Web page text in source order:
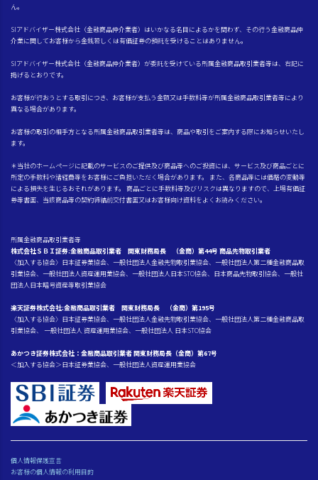
ん。
SIアドバイザー株式会社（金融商品仲介業者）はいかなる名目によるかを問わず、その行う金融商品仲
介業に関してお客様から金銭若しくは有価証券の預託を受けることはありません。
SIアドバイザー株式会社（金融商品仲介業者）が委託を受けている所属金融商品取引業者等は、右記に
掲げるとおりです。
お客様が行おうとする取引につき、お客様が支払う金額又は手数料等が所属金融商品取引業者等により
異なる場合があります。
お客様の取引の相手方となる所属金融商品取引業者等は、商品や取引をご案内する際にお知らせいたし
ます。
＊当社のホームページに記載のサービスのご提供及び商品等へのご投資には、サービス及び商品ごとに
所定の手数料や諸経費等をお客様にご負担いただく場合があります。 また、各商品等には価格の変動等
による損失を生じるおそれがあります。 商品ごとに手数料等及びリスクは異なりますので、上場有価証
券等書面、当該商品等の契約締結前交付書面又はお客様向け資料をよくお読みください。
所属金融商品取引業者等
株式会社ＳＢＩ証券:金融商品取引業者 関東財務局長 （金商）第44号 商品先物取引業者
〈加入する協会〉日本証券業協会、一般社団法人金融先物取引業協会、一般社団法人第二種金融商品取
引業協会、一般社団法人資産運用業協会、一般社団法人日本STO協会、日本商品先物取引協会、一般社
団法人日本暗号資産等取引業協会
楽天証券株式会社:金融商品取引業者 関東財務局長 （金商）第195号
〈加入する協会〉日本証券業協会、一般社団法人金融先物取引業協会、一般社団法人第二種金融商品取
引業協会、 一般社団法人 資産運用業協会、一般社団法人 日本STO協会
あかつき証券株式会社：金融商品取引業者 関東財務局長（金商）第67号
＜加入する協会＞日本証券業協会、一般社団法人資産運用業協会
個人情報保護宣言
お客様の個人情報の利用目的